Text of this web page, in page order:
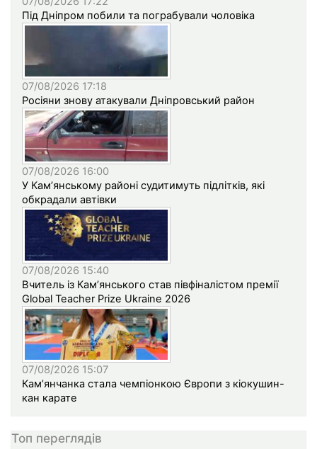
Під Дніпром побили та пограбували чоловіка
07/08/2026 17:18
Росіяни знову атакували Дніпровський район
07/08/2026 16:00
У Кам’янському районі судитимуть підлітків, які
обкрадали автівки
07/08/2026 15:40
Вчитель із Кам’янського став півфіналістом премії
Global Teacher Prize Ukraine 2026
07/08/2026 15:07
Кам’янчанка стала чемпіонкою Європи з кіокушин-
кан карате
Топ переглядів